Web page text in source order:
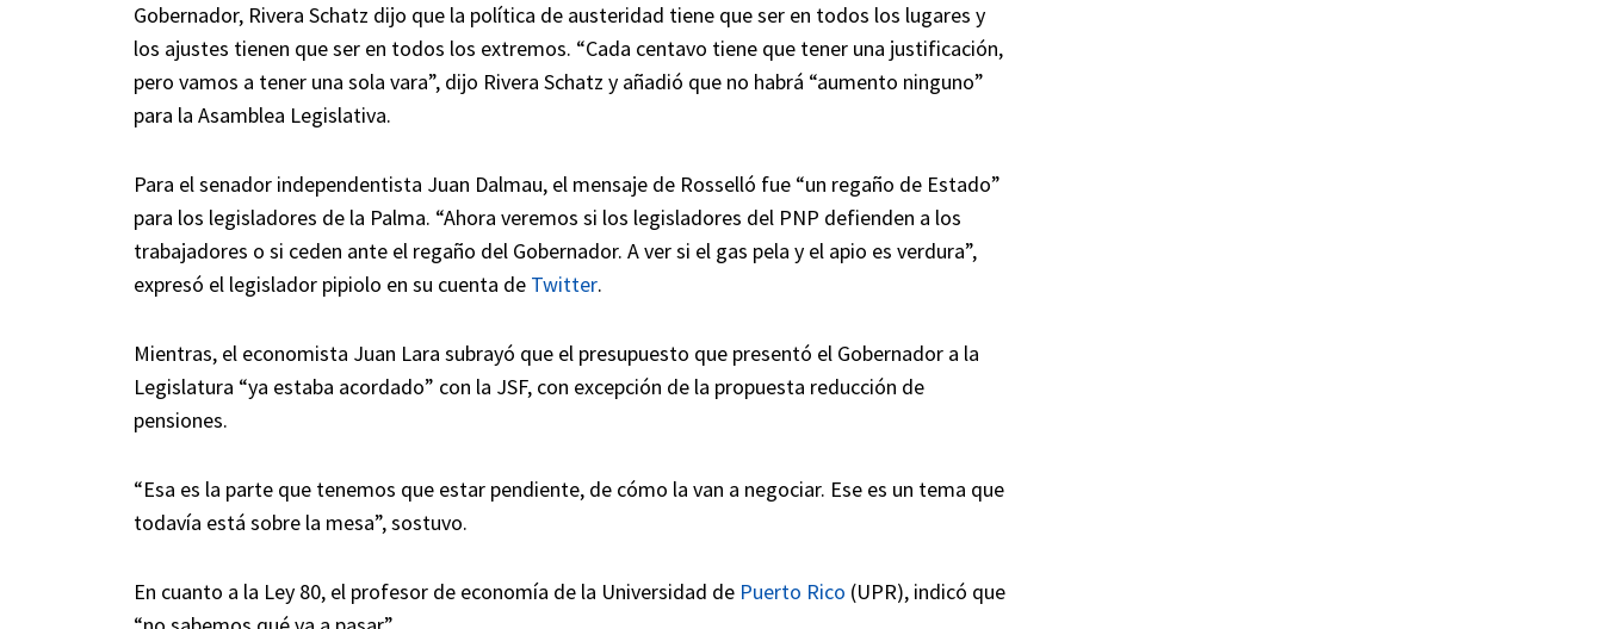
Gobernador, Rivera Schatz dijo que la política de austeridad tiene que ser en todos los lugares y
los ajustes tienen que ser en todos los extremos. “Cada centavo tiene que tener una justificación,
pero vamos a tener una sola vara”, dijo Rivera Schatz y añadió que no habrá “aumento ninguno”
para la Asamblea Legislativa.
Para el senador independentista Juan Dalmau, el mensaje de Rosselló fue “un regaño de Estado”
para los legisladores de la Palma. “Ahora veremos si los legisladores del PNP defienden a los
trabajadores o si ceden ante el regaño del Gobernador. A ver si el gas pela y el apio es verdura”,
expresó el legislador pipiolo en su cuenta de Twitter.
Mientras, el economista Juan Lara subrayó que el presupuesto que presentó el Gobernador a la
Legislatura “ya estaba acordado” con la JSF, con excepción de la propuesta reducción de
pensiones.
“Esa es la parte que tenemos que estar pendiente, de cómo la van a negociar. Ese es un tema que
todavía está sobre la mesa”, sostuvo.
En cuanto a la Ley 80, el profesor de economía de la Universidad de Puerto Rico (UPR), indicó que